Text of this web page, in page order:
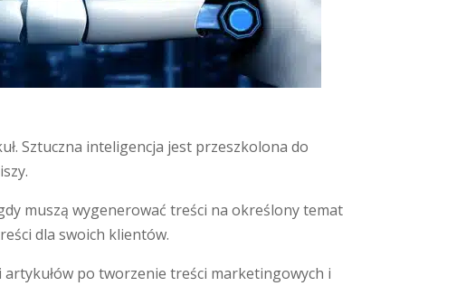
Sztuczna inteligencja jest przeszkolona do
muszą wygenerować treści na określony temat
dla swoich klientów.
po tworzenie treści marketingowych i